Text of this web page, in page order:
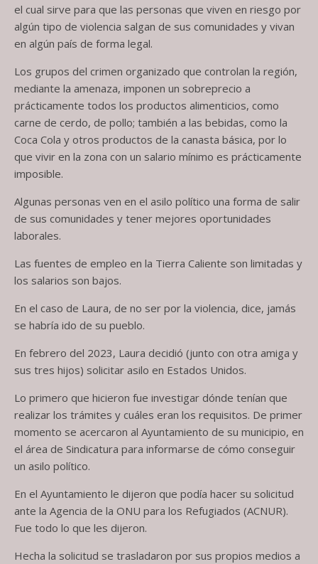
el cual sirve para que las personas que viven en riesgo por
algún tipo de violencia salgan de sus comunidades y vivan
en algún país de forma legal.
Los grupos del crimen organizado que controlan la región,
mediante la amenaza, imponen un sobreprecio a
prácticamente todos los productos alimenticios, como
carne de cerdo, de pollo; también a las bebidas, como la
Coca Cola y otros productos de la canasta básica, por lo
que vivir en la zona con un salario mínimo es prácticamente
imposible.
Algunas personas ven en el asilo político una forma de salir
de sus comunidades y tener mejores oportunidades
laborales.
Las fuentes de empleo en la Tierra Caliente son limitadas y
los salarios son bajos.
En el caso de Laura, de no ser por la violencia, dice, jamás
se habría ido de su pueblo.
En febrero del 2023, Laura decidió (junto con otra amiga y
sus tres hijos) solicitar asilo en Estados Unidos.
Lo primero que hicieron fue investigar dónde tenían que
realizar los trámites y cuáles eran los requisitos. De primer
momento se acercaron al Ayuntamiento de su municipio, en
el área de Sindicatura para informarse de cómo conseguir
un asilo político.
En el Ayuntamiento le dijeron que podía hacer su solicitud
ante la Agencia de la ONU para los Refugiados (ACNUR).
Fue todo lo que les dijeron.
Hecha la solicitud se trasladaron por sus propios medios a